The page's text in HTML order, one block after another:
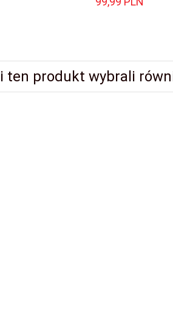
ten produkt wybrali